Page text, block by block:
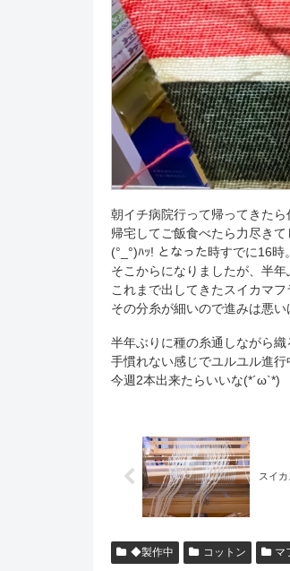
朝イチ病院行って帰ってきた
帰宅してご飯食べたら力尽き
(°_°)ﾊｯ! となった時すでに16時。
そこからになりましたが、半年
これまで出してきたスイカマ
その分糸が細いので進みは悪
半年ぶりに種の糸通しながら
手慣れない感じでユルユル進行
今週2本出来たらいいな(*´ω`*)
スイ
◆製作中 コットン マ